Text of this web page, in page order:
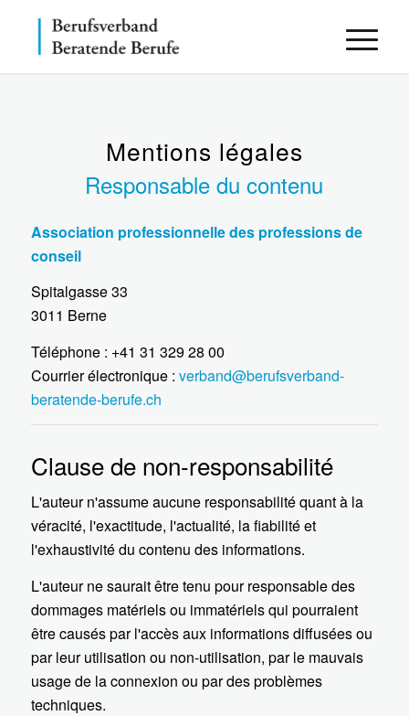
Mentions légales
Responsable du contenu
Association professionnelle des professions de
conseil
Spitalgasse 33
3011 Berne
Téléphone : +41 31 329 28 00
Courrier électronique : verband@berufsverband-
beratende-berufe.ch
Clause de non-responsabilité
L'auteur n'assume aucune responsabilité quant à la
véracité, l'exactitude, l'actualité, la fiabilité et
l'exhaustivité du contenu des informations.
L'auteur ne saurait être tenu pour responsable des
dommages matériels ou immatériels qui pourraient
être causés par l'accès aux informations diffusées ou
par leur utilisation ou non-utilisation, par le mauvais
usage de la connexion ou par des problèmes
techniques.